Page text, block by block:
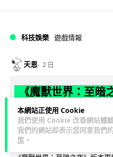
本網站正使用 Cookie
我們使用 Cookie 改善網站體
我們的網站即表示您同意我們
策 。
科技娛樂 遊戲情報
天恩 2 日
《魔獸世界：至暗
克的詛咒」專訪：
領門檻而設 《諸王
鐘